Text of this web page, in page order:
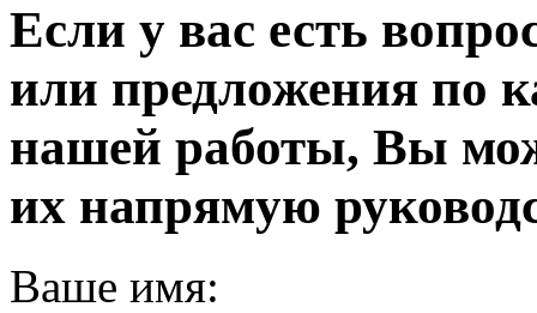
Если у вас есть
или предложения по
нашей работы, Вы
их напрямую
Ваше имя: